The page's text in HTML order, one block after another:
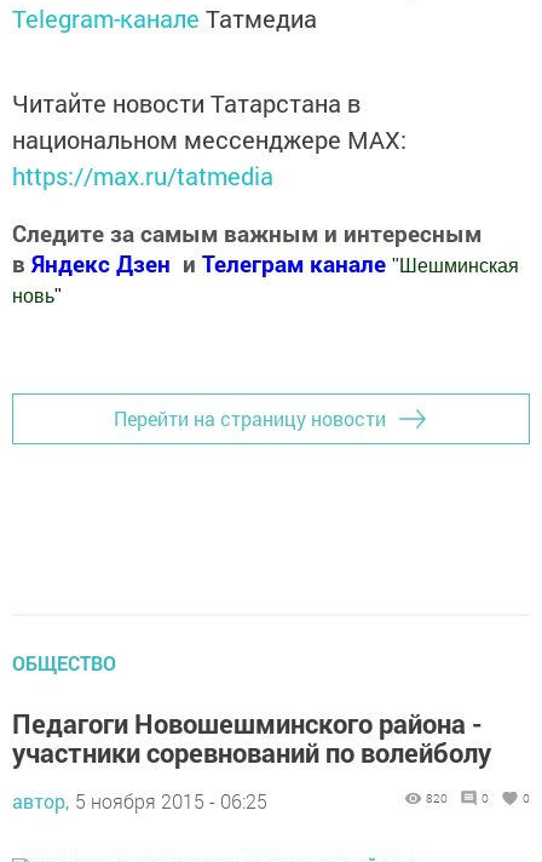
Telegram-канале Татмедиа
Читайте новости Татарстана в
национальном мессенджере MАХ:
https://max.ru/tatmedia
Следите за самым важным и интересным
в Яндекс Дзен и Телеграм канале " Шешминская
новь"
Перейти на страницу новости
ОБЩЕСТВО
Педагоги Новошешминского района -
участники соревнований по волейболу
автор, 5 ноября 2015 - 06:25 820 0 0